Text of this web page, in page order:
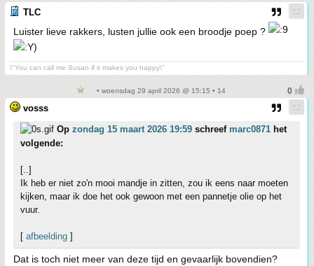
TLC
Luister lieve rakkers, lusten jullie ook een broodje poep ?
\"You can call me Susan if it makes you happy\"
• woensdag 29 april 2026 @ 15:15 • 14
vosss
Op zondag 15 maart 2026 19:59 schreef marc0871 het
volgende:
[..]
Ik heb er niet zo'n mooi mandje in zitten, zou ik eens naar moeten
kijken, maar ik doe het ook gewoon met een pannetje olie op het
vuur.
[ afbeelding ]
Dat is toch niet meer van deze tijd en gevaarlijk bovendien?